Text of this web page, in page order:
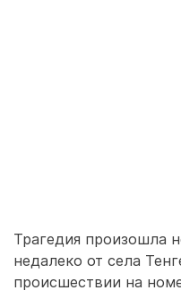
Трагедия произошла
недалеко от села
происшествии на